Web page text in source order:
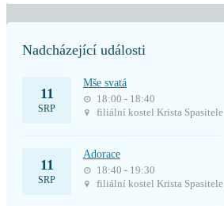
Nadcházející události
11
SRP
Mše svatá
18:00 - 18:40
filiální kostel Krista Spasitele
11
SRP
Adorace
18:40 - 19:30
filiální kostel Krista Spasitele